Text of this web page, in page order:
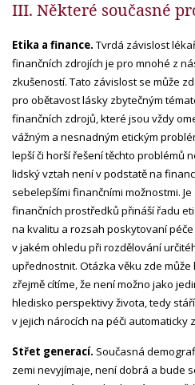
III. Některé současné
Etika a finance.Tvrdá závislost
finančních zdrojích je pro mnohé z
zkušeností. Tato závislost se může
pro obětavost lásky zbytečným
finančních zdrojů, které jsou vždy
vážným a nesnadným etickým
lepší či horší řešení těchto problémů
lidský vztah není v podstatě na
sebelepšími finančními možnostmi.
finančních prostředků přináší řadu
na kvalitu a rozsah poskytovaní
v jakém ohledu při rozdělování
upřednostnit. Otázka věku zde
zřejmě cítíme, že není možno jako
hledisko perspektivy života, tedy
v jejich nárocích na péči automaticky
Střet generací. Současná
zemi nevyjímaje, není dobrá a bude